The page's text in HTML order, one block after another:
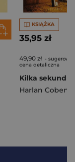
KSIĄŻKA
35,95 zł
49,90 zł -
cena detaliczna
Harlan Coben